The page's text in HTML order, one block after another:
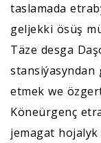
taslamada
geljekki ösüş
Täze desga
etmek we
Köneürgenç
jemagat